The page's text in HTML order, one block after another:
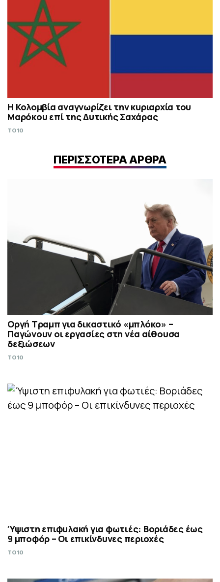
Η Κολομβία αναγνωρίζει την κυριαρχία του
Μαρόκου επί της Δυτικής Σαχάρας
TO10
ΠΕΡΙΣΣΟΤΕΡΑ ΑΡΘΡΑ
Οργή Τραμπ για δικαστικό «μπλόκο» –
Παγώνουν οι εργασίες στη νέα αίθουσα
δεξιώσεων
TO10
Ύψιστη επιφυλακή για φωτιές: Βοριάδες έως
9 μποφόρ – Οι επικίνδυνες περιοχές
TO10